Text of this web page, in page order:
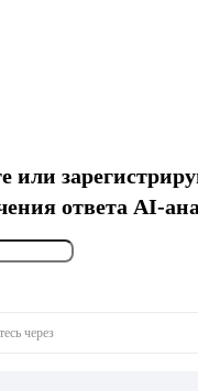
или
ответа AI-
через